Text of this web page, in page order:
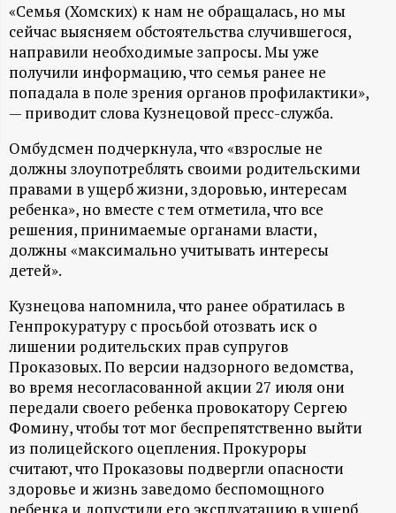
р
м
а
ц
и
о
н
н
ы
й
п
о
«Семья (Хомских) к нам не обращалась, но мы
сейчас выясняем обстоятельства случившегося,
направили необходимые запросы. Мы уже
получили информацию, что семья ранее не
попадала в поле зрения органов профилактики»,
— приводит слова Кузнецовой пресс-служба.
Омбудсмен подчеркнула, что «взрослые не
должны злоупотреблять своими родительскими
правами в ущерб жизни, здоровью, интересам
ребенка», но вместе с тем отметила, что все
решения, принимаемые органами власти,
должны «максимально учитывать интересы
детей».
Кузнецова напомнила, что ранее обратилась в
Генпрокуратуру с просьбой отозвать иск о
лишении родительских прав супругов
Проказовых. По версии надзорного ведомства,
во время несогласованной акции 27 июля они
передали своего ребенка провокатору Сергею
Фомину, чтобы тот мог беспрепятственно выйти
из полицейского оцепления. Прокуроры
считают, что Проказовы подвергли опасности
здоровье и жизнь заведомо беспомощного